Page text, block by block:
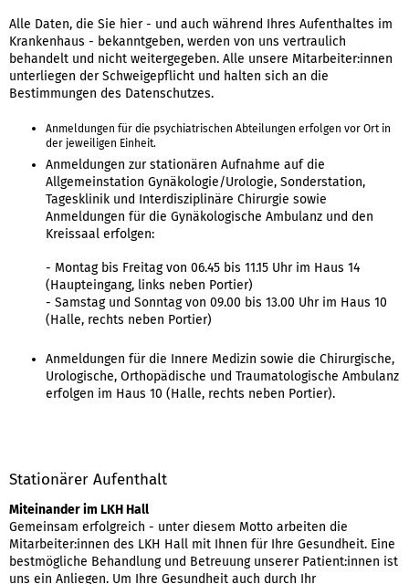
Alle Daten, die Sie hier - und auch während Ihres Aufenthaltes im
Krankenhaus - bekanntgeben, werden von uns vertraulich
behandelt und nicht weitergegeben. Alle unsere Mitarbeiter:innen
unterliegen der Schweigepflicht und halten sich an die
Bestimmungen des Datenschutzes.
Anmeldungen für die psychiatrischen Abteilungen erfolgen vor Ort in
der jeweiligen Einheit.
Anmeldungen zur stationären Aufnahme auf die
Allgemeinstation Gynäkologie/Urologie, Sonderstation,
Tagesklinik und Interdisziplinäre Chirurgie sowie
Anmeldungen für die Gynäkologische Ambulanz und den
Kreissaal erfolgen:
- Montag bis Freitag von 06.45 bis 11.15 Uhr im Haus 14
(Haupteingang, links neben Portier)
- Samstag und Sonntag von 09.00 bis 13.00 Uhr im Haus 10
(Halle, rechts neben Portier)
Anmeldungen für die Innere Medizin sowie die Chirurgische,
Urologische, Orthopädische und Traumatologische Ambulanz
erfolgen im Haus 10 (Halle, rechts neben Portier).
Stationärer Aufenthalt
Miteinander im LKH Hall
Gemeinsam erfolgreich - unter diesem Motto arbeiten die
Mitarbeiter:innen des LKH Hall mit Ihnen für Ihre Gesundheit. Eine
bestmögliche Behandlung und Betreuung unserer Patient:innen ist
uns ein Anliegen. Um Ihre Gesundheit auch durch Ihr